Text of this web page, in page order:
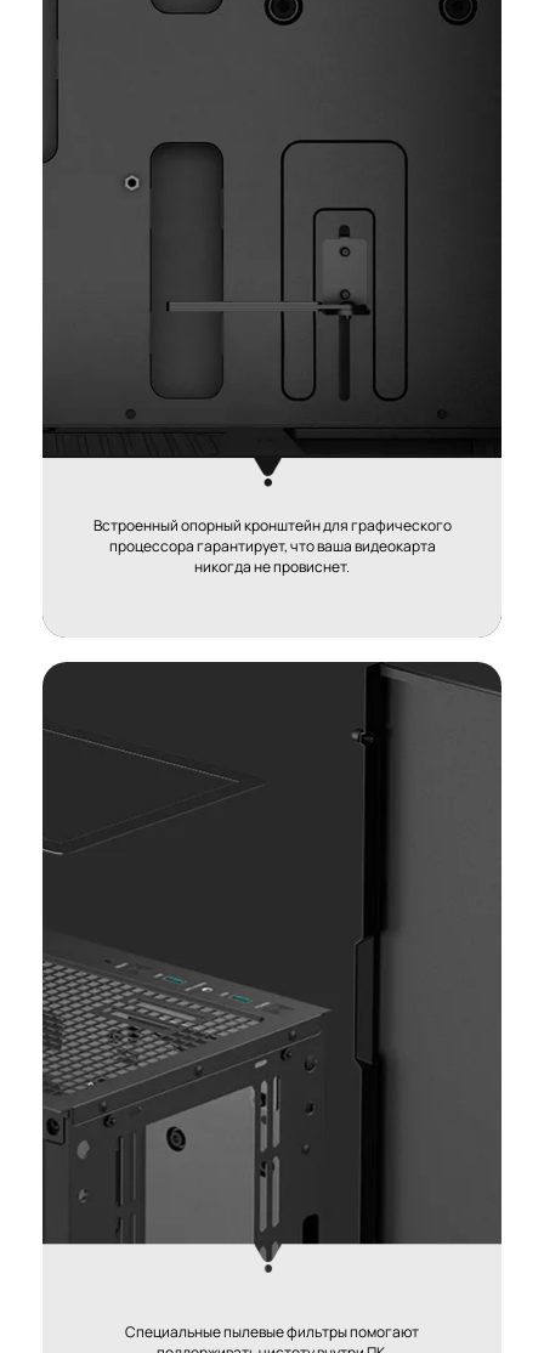
Встроенный опорный кронштейн для графического
процессора гарантирует, что ваша видеокарта
никогда не провиснет.
Специальные пылевые фильтры помогают